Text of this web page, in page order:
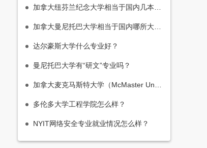
达尔豪斯大学什么专业好？
曼尼托巴大学有“研文”专业吗？
多伦多大学工程学院怎么样？
NYIT网络安全专业就业情况怎么样？